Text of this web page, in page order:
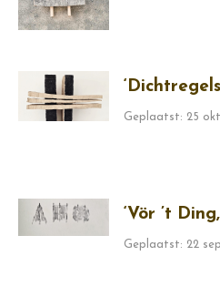
Geplaatst: 25
‘Vör ’t
Geplaatst: 22